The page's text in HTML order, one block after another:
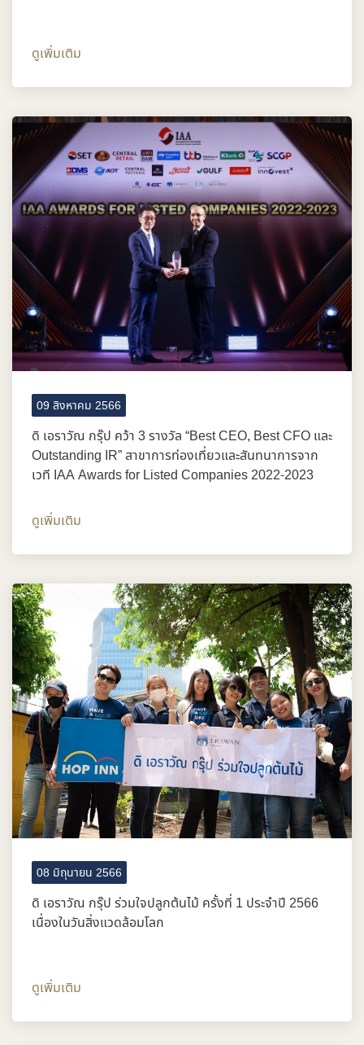
ดูเพิ่มเติม
09 สิงหาคม 2566
ดิ เอราวัณ กรุ๊ป คว้า 3 รางวัล “Best CEO, Best CFO และ
Outstanding IR” สาขาการท่องเที่ยวและสันทนาการจาก
เวที IAA Awards for Listed Companies 2022-2023
ดูเพิ่มเติม
08 มิถุนายน 2566
ดิ เอราวัณ กรุ๊ป ร่วมใจปลูกต้นไม้ ครั้งที่ 1 ประจำปี 2566
เนื่องในวันสิ่งแวดล้อมโลก
ดูเพิ่มเติม